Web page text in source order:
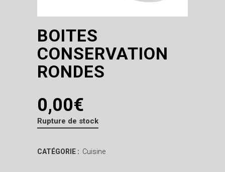
BOITES
CONSERVATION
RONDES
0,00€
Rupture de stock
CATÉGORIE : Cuisine